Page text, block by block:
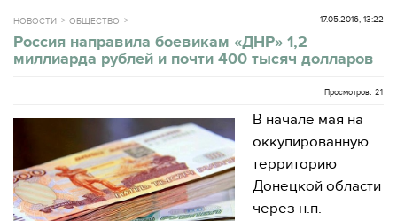
НОВОСТИ ОБЩЕСТВО 17.05.2016, 13:22
Россия направила боевикам «ДНР» 1,2
миллиарда рублей и почти 400 тысяч долларов
Просмотров: 21
В начале мая на
оккупированную
территорию
Донецкой области
через н.п.